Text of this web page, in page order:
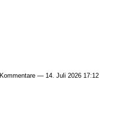
Kommentare — 14. Juli 2026 17:12